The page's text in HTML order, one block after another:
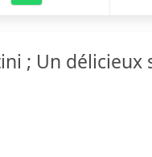
; Un délicieux